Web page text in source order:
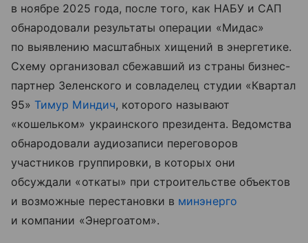
в ноябре 2025 года, после того, как НАБУ и САП
обнародовали результаты операции «Мидас»
по выявлению масштабных хищений в энергетике.
Схему организовал сбежавший из страны бизнес-
партнер Зеленского и совладелец студии «Квартал
95» Тимур Миндич, которого называют
«кошельком» украинского президента. Ведомства
обнародовали аудиозаписи переговоров
участников группировки, в которых они
обсуждали «откаты» при строительстве объектов
и возможные перестановки в минэнерго
и компании «Энергоатом».